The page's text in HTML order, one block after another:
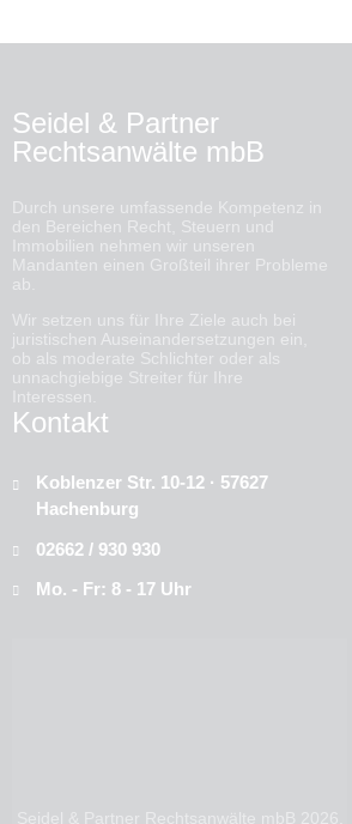
Seidel & Partner
Rechtsanwälte mbB
Durch unsere umfassende Kompetenz in
den Bereichen Recht, Steuern und
Immobilien nehmen wir unseren
Mandanten einen Großteil ihrer Probleme
ab.
Wir setzen uns für Ihre Ziele auch bei
juristischen Auseinandersetzungen ein,
ob als moderate Schlichter oder als
unnachgiebige Streiter für Ihre
Interessen.
Kontakt
Koblenzer Str. 10-12 · 57627
Hachenburg
02662 / 930 930
Mo. - Fr: 8 - 17 Uhr